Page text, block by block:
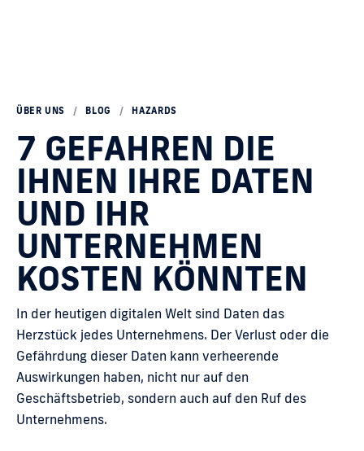
ÜBER UNS / BLOG / HAZARDS
7 GEFAHREN DIE
IHNEN IHRE DATEN
UND IHR
UNTERNEHMEN
KOSTEN KÖNNTEN
In der heutigen digitalen Welt sind Daten das
Herzstück jedes Unternehmens. Der Verlust oder die
Gefährdung dieser Daten kann verheerende
Auswirkungen haben, nicht nur auf den
Geschäftsbetrieb, sondern auch auf den Ruf des
Unternehmens.